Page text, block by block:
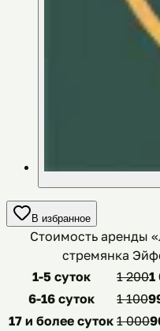
В избранное
Стоимость аренды «
стремянка
1-5 суток
1 2001
6-16 суток
1 100
17 и более суток 1 000